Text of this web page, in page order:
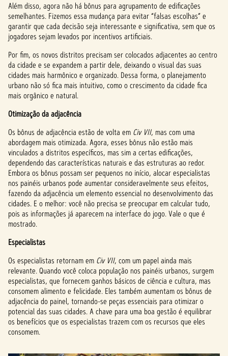
Além disso, agora não há bônus para agrupamento de edificações
semelhantes. Fizemos essa mudança para evitar “falsas escolhas” e
garantir que cada decisão seja interessante e significativa, sem que os
jogadores sejam levados por incentivos artificiais.
Por fim, os novos distritos precisam ser colocados adjacentes ao centro
da cidade e se expandem a partir dele, deixando o visual das suas
cidades mais harmônico e organizado. Dessa forma, o planejamento
urbano não só fica mais intuitivo, como o crescimento da cidade fica
mais orgânico e natural.
Otimização da adjacência
Os bônus de adjacência estão de volta em Civ VII, mas com uma
abordagem mais otimizada. Agora, esses bônus não estão mais
vinculados a distritos específicos, mas sim a certas edificações,
dependendo das características naturais e das estruturas ao redor.
Embora os bônus possam ser pequenos no início, alocar especialistas
nos painéis urbanos pode aumentar consideravelmente seus efeitos,
fazendo da adjacência um elemento essencial no desenvolvimento das
cidades. E o melhor: você não precisa se preocupar em calcular tudo,
pois as informações já aparecem na interface do jogo. Vale o que é
mostrado.
Especialistas
Os especialistas retornam em Civ VII, com um papel ainda mais
relevante. Quando você coloca população nos painéis urbanos, surgem
especialistas, que fornecem ganhos básicos de ciência e cultura, mas
consomem alimento e felicidade. Eles também aumentam os bônus de
adjacência do painel, tornando-se peças essenciais para otimizar o
potencial das suas cidades. A chave para uma boa gestão é equilibrar
os benefícios que os especialistas trazem com os recursos que eles
consomem.